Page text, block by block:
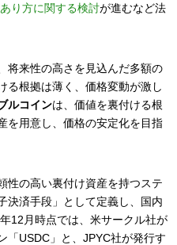
り方に関する検討が進むなど法
将来性の高さを見込んだ多額の
る根拠は薄く、価格変動が激し
ルコインは、価値を裏付ける根
を用意し、価格の安定化を目指
性の高い裏付け資産を持つステ
決済手段」として定義し、国内
12月時点では、米サークル社が
「USDC」と、JPYC社が発行す